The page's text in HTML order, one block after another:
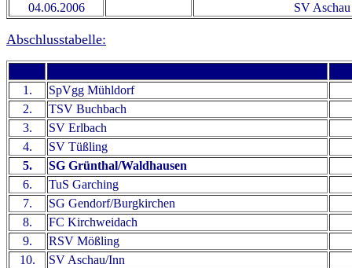
04.06.2006
SV Aschau
Abschlusstabelle:
1.
SpVgg Mühldorf
2.
TSV Buchbach
3.
SV Erlbach
4.
SV Tüßling
5.
SG Grünthal/Waldhausen
6.
TuS Garching
7.
SG Gendorf/Burgkirchen
8.
FC Kirchweidach
9.
RSV Mößling
10.
SV Aschau/Inn